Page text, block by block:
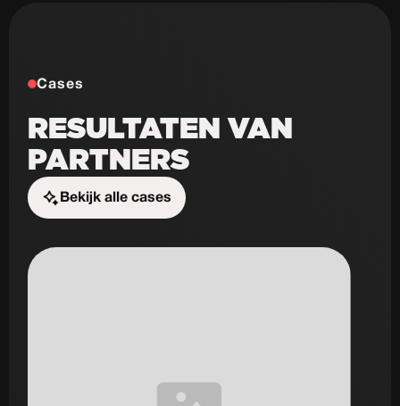
Cases
RESULTATEN VAN
PARTNERS
Bekijk alle cases
Start de uitdaging